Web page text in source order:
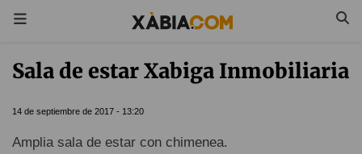
Sala de estar Xabiga Inmobiliaria
14 de septiembre de 2017 - 13:20
Amplia sala de estar con chimenea.